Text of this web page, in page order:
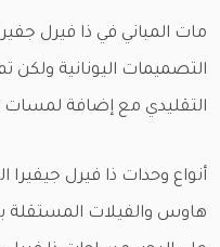
مات المباني في ذا فيرل
التصميمات اليونانية ولكن
التقليدي مع إضافة
أنواع وحدات ذا فيرل
هاوس والفيلات المستقلة